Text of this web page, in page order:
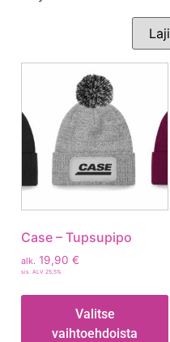
Case – Tupsupipo
alk. 19,90 €
sis. ALV 25,5%
Valitse
vaihtoehdoista